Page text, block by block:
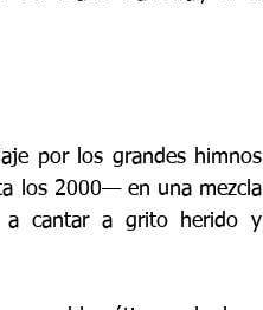
por los grandes himnos
los 2000— en una mezcla
a cantar a grito herido y